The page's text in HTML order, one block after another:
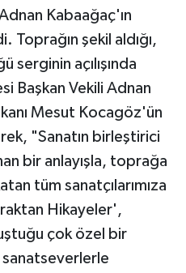
Kabaağaç'ın
Toprağın şekil aldığı,
serginin açılışında
Başkan Vekili Adnan
Mesut Kocagöz'ün
"Sanatın birleştirici
bir anlayışla, toprağa
tüm sanatçılarımıza
Hikayeler',
çok özel bir